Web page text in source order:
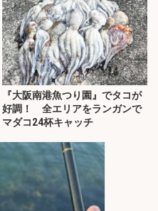
『大阪南港魚つり園』でタコが
好調！ 全エリアをランガンで
マダコ24杯キャッチ